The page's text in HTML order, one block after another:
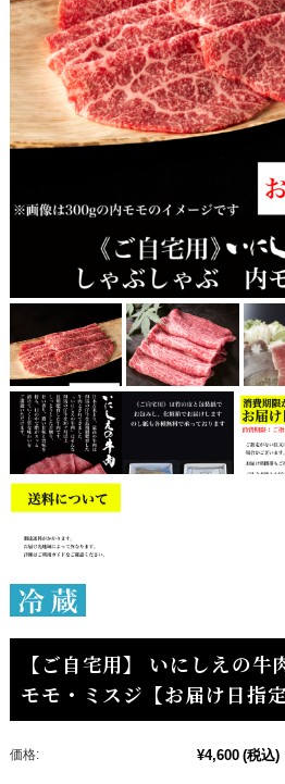
【ご自宅用】 いにしえの牛
モモ・ミスジ【お届け日指定
価格: ¥4,600 (税込)